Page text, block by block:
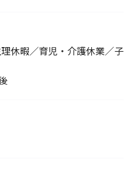
休暇／育児・介護休業／子